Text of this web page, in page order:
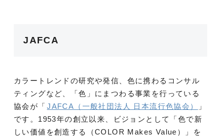
JAFCA
カラートレンドの研究や発信、色に携わるコンサル
ティングなど、「色」にまつわる事業を行っている
協会が「 JAFCA（一般社団法人 日本流行色協会）
」
です。1953年の創立以来、ビジョンとして「色で新
しい価値を創造する（COLOR Makes Value）」を